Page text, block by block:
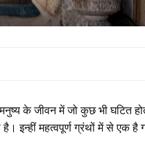
के जीवन में जो कुछ भी घटित
इन्हीं महत्वपूर्ण ग्रंथों में से एक है